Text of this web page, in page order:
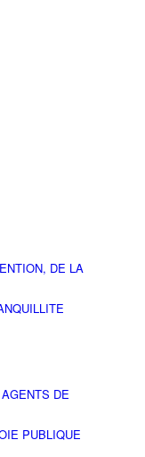
DE LA
DE
PUBLIQUE